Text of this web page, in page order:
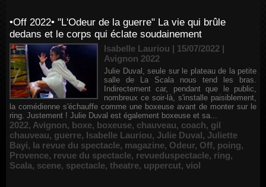
•Off 2022• "L'Odeur de la guerre" La vie qui brûle
dedans et le corps qui éclate soudainement
Isabelle Lauriou | 15/07/2022 |
Avignon 2022
Julie Duval, seule sur le plateau de la petite
salle de La Scala nous tend les bras.
Indirectement car, pendant que le public,
nombreux ce soir-là, s'installe paisiblement,
la comédienne s'échauffe comme une boxeuse avant de monter sur le
ring. Justement ! Julie Duval est également boxeuse et sa...
2022, Avignon, boxe, boxeuse, chauveau, coach, gil
chauveau, guerre, Isabelle Lauriou, Julie Duval, Juliette
Bayi, la revue du spectacle, magazine, Odeur, Off, poing,
Provence, revue du spectacle, revueduspectacle, ring,
Scala, scene, spectacle, theatre, uppercut, viol